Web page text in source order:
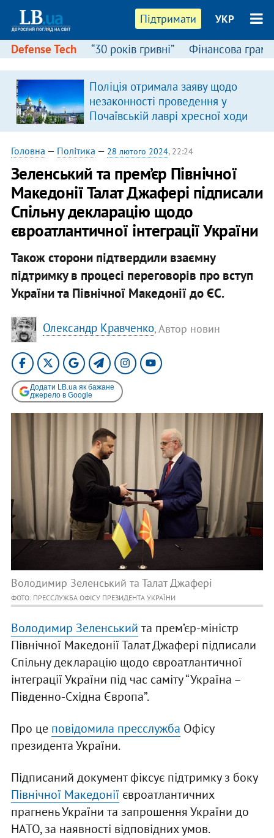
Підтримати УКР
Defense Tech “30 років гривні” Фінансова
Поліція отримала заяву щодо
незаконності проведення у
Почаївській лаврі хресної ходи
Головна — Політика — 28 лютого 2024, 22:24
Зеленський та прем’єр Північної
Македонії Талат Джафері підписали
Спільну декларацію щодо
євроатлантичної інтеграції України
Також сторони підтвердили взаємну
підтримку в процесі переговорів про вступ
України та Північної Македонії до ЄС.
Олександр Кравченко, Автор новин
Додати LB.ua як бажане
джерело в Google
Володимир Зеленський та Талат Джафері
ФОТО: ПРЕССЛУЖБА ОФІСУ ПРЕЗИДЕНТА УКРАЇНИ
Володимир Зеленський та прем’єр-міністр
Північної Македонії Талат Джафері підписали
Спільну декларацію щодо євроатлантичної
інтеграції України під час саміту “Україна –
Південно-Східна Європа”.
Про це повідомила пресслужба Офісу
президента України.
Підписаний документ фіксує підтримку з боку
Північної Македонії євроатлантичних
прагнень України та запрошення України до
НАТО, за наявності відповідних умов.